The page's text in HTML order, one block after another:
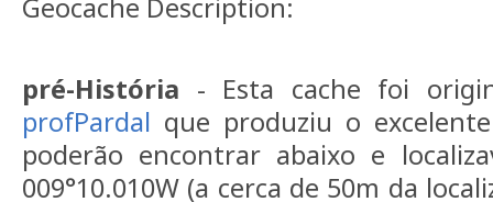
Geocache Description:
pré-História - Esta cache foi
profPardal que produziu o
poderão encontrar abaixo e
009°10.010W (a cerca de 50m da